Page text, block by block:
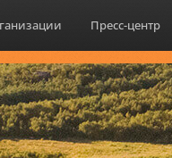
Пресс-центр